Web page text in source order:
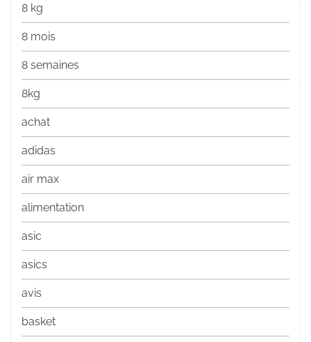
8 kg
8 mois
8 semaines
8kg
achat
adidas
air max
alimentation
asic
asics
avis
basket